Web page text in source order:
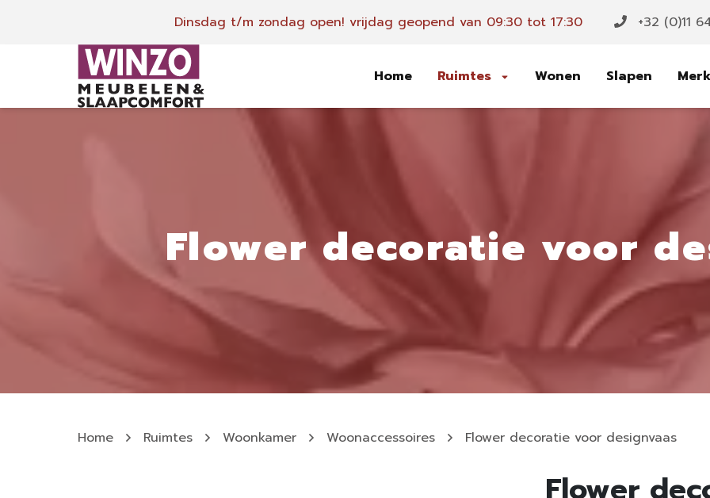
Dinsdag t/m zondag open! vrijdag geopend van 09:30 tot 17:30 +32 (0)11
Home Ruimtes Wonen Slapen
Flower decoratie voor
Home Ruimtes Woonkamer Woonaccessoires Flower decoratie voor designvaas
Flower